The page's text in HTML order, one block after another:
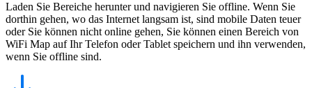
Laden Sie Bereiche herunter und navigieren Sie offline. Wenn Sie
dorthin gehen, wo das Internet langsam ist, sind mobile Daten teuer
oder Sie können nicht online gehen, Sie können einen Bereich von
WiFi Map auf Ihr Telefon oder Tablet speichern und ihn verwenden,
wenn Sie offline sind.